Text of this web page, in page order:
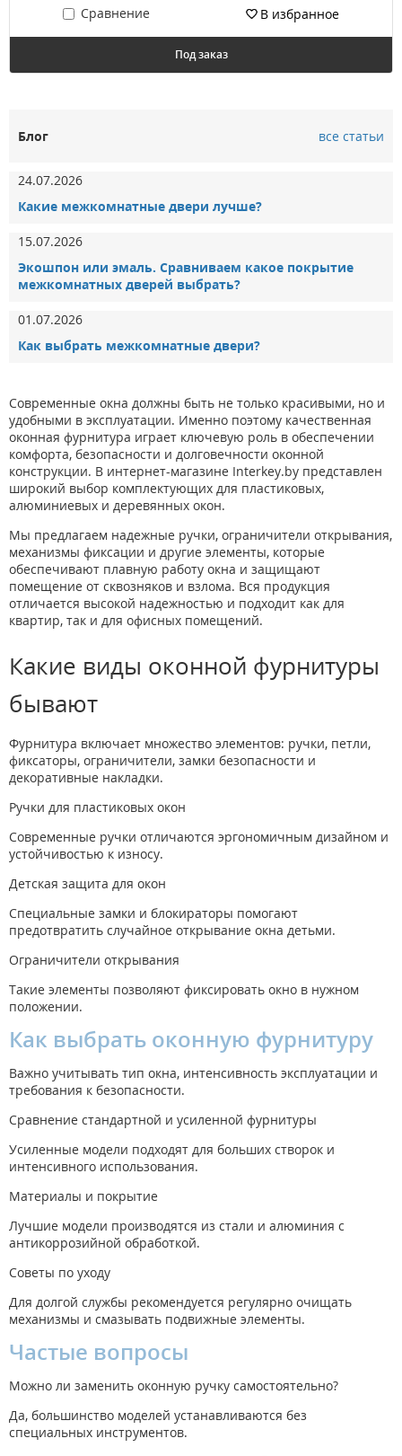
Сравнение В избранное
Под заказ
Блог все статьи
24.07.2026
Какие межкомнатные двери лучше?
15.07.2026
Экошпон или эмаль. Сравниваем какое покрытие
межкомнатных дверей выбрать?
01.07.2026
Как выбрать межкомнатные двери?
Современные окна должны быть не только красивыми, но и
удобными в эксплуатации. Именно поэтому качественная
оконная фурнитура играет ключевую роль в обеспечении
комфорта, безопасности и долговечности оконной
конструкции. В интернет-магазине Interkey.by представлен
широкий выбор комплектующих для пластиковых,
алюминиевых и деревянных окон.
Мы предлагаем надежные ручки, ограничители открывания,
механизмы фиксации и другие элементы, которые
обеспечивают плавную работу окна и защищают
помещение от сквозняков и взлома. Вся продукция
отличается высокой надежностью и подходит как для
квартир, так и для офисных помещений.
Какие виды оконной фурнитуры
бывают
Фурнитура включает множество элементов: ручки, петли,
фиксаторы, ограничители, замки безопасности и
декоративные накладки.
Ручки для пластиковых окон
Современные ручки отличаются эргономичным дизайном и
устойчивостью к износу.
Детская защита для окон
Специальные замки и блокираторы помогают
предотвратить случайное открывание окна детьми.
Ограничители открывания
Такие элементы позволяют фиксировать окно в нужном
положении.
Как выбрать оконную фурнитуру
Важно учитывать тип окна, интенсивность эксплуатации и
требования к безопасности.
Сравнение стандартной и усиленной фурнитуры
Усиленные модели подходят для больших створок и
интенсивного использования.
Материалы и покрытие
Лучшие модели производятся из стали и алюминия с
антикоррозийной обработкой.
Советы по уходу
Для долгой службы рекомендуется регулярно очищать
механизмы и смазывать подвижные элементы.
Частые вопросы
Можно ли заменить оконную ручку самостоятельно?
Да, большинство моделей устанавливаются без
специальных инструментов.